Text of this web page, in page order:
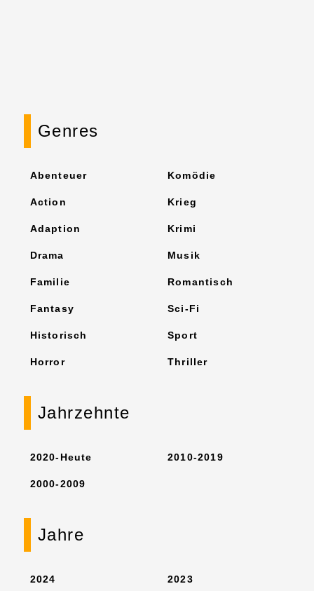
Genres
Abenteuer
Action
Adaption
Drama
Familie
Fantasy
Historisch
Horror
Komödie
Krieg
Krimi
Musik
Romantisch
Sci-Fi
Sport
Thriller
Jahrzehnte
2020-Heute
2000-2009
2010-2019
Jahre
2024 2023